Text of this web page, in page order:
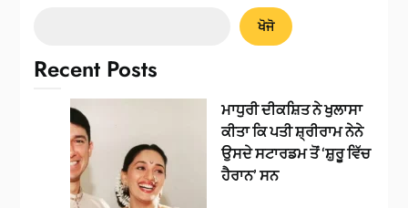
ਖੋਜੋ
Recent Posts
ਮਾਧੁਰੀ ਦੀਕਸ਼ਿਤ ਨੇ ਖੁਲਾਸਾ
ਕੀਤਾ ਕਿ ਪਤੀ ਸ਼੍ਰੀਰਾਮ ਨੇਨੇ
ਉਸਦੇ ਸਟਾਰਡਮ ਤੋਂ ‘ਸ਼ੁਰੂ ਵਿੱਚ
ਹੈਰਾਨ’ ਸਨ